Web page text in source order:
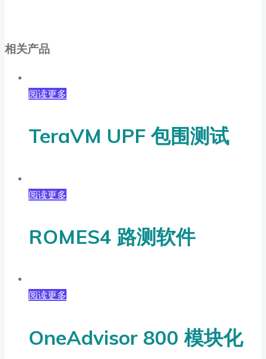
相关产品
阅读更多
TeraVM UPF 包围测试
阅读更多
ROMES4 路测软件
阅读更多
OneAdvisor 800 模块化